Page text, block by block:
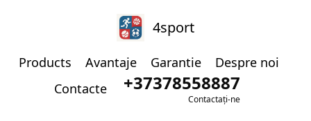
4sport
Products Avantaje Garantie
Despre noi
Contacte
+37378558887
Contactați-ne